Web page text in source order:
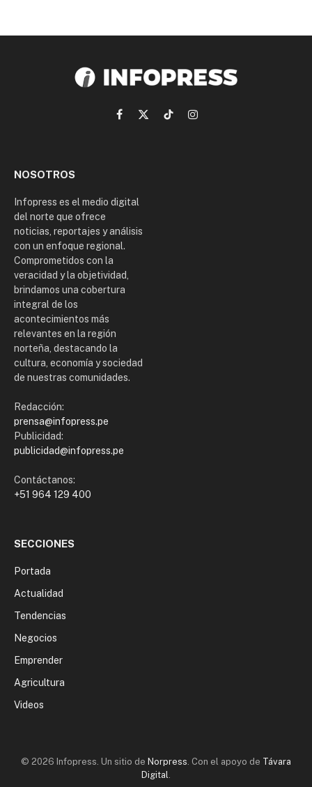
Facebook
X
TikTokInstagram
NOSOTROS
Infopress es el medio digital
del norte que ofrece
noticias, reportajes y análisis
con un enfoque regional.
Comprometidos con la
veracidad y la objetividad,
brindamos una cobertura
integral de los
acontecimientos más
relevantes en la región
norteña, destacando la
cultura, economía y sociedad
de nuestras comunidades.
Redacción:
prensa@infopress.pe
Publicidad:
publicidad@infopress.pe
Contáctanos:
+51 964 129 400
SECCIONES
Portada
Actualidad
Tendencias
Negocios
Emprender
Agricultura
Videos
© 2026 Infopress. Un sitio de Norpress . Con el apoyo de Távara
Digital